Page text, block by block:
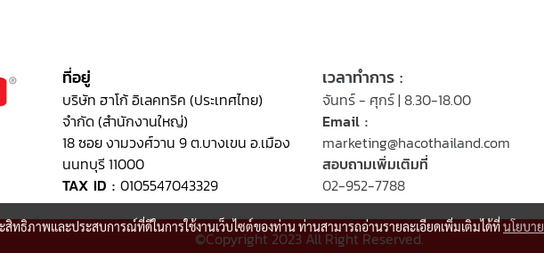
ที่อยู่
บริษัท ฮาโก้ อิเลคทริค (ประเทศไทย)
จำกัด (สำนักงานใหญ่)
18 ซอย งามวงศ์วาน 9 ต.บางเขน อ.เมือง
นนทบุรี 11000
TAX ID : 0105547043329
เวลาทำการ :
จันทร์ - ศุกร์ | 8.30-18.00
Email :
marketing@hacothailand.com
สอบถามเพิ่มเติมที่
02-952-7788
©Copyright 2023 All Right Reserved.
สิทธิภาพและประสบการณ์ที่ดีในการใช้งานเว็บไซต์ของท่าน ท่านสามารถอ่านรายละเอียดเพิ่มเติมได้ที่นโยบาย